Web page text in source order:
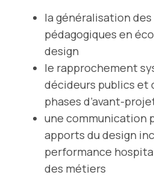
la généralisation
pédagogiques en
design
le rapprochement
décideurs publics et
phases d’avant-
une communication
apports du design
performance
des métiers